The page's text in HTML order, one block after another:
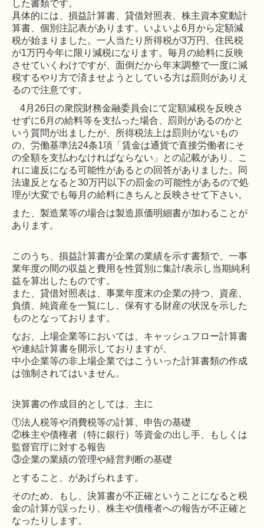
した書類です。
具体的には、損益計算書、貸借対照表、株主資本変動計
算書、個別注記表があります。 いよいよ6月から定額減
税が始まりました。一人当たり所得税が3万円、住民税
が1万円今年に限り減税になります。毎月の給料に反映
させていくわけですが、面倒だから年末調整で一度に減
税するやり方で済ませようとしている方は罰則がありえ
るので注意です。
4月 26日の衆院財務金融委員会にて定額減税を反映さ
せずに6月の給料等を支払った場合、罰則があるのかと
いう質問が出ましたが、所得税法上は罰則がないもの
の、労働基準法24条1項「賃金は通貨で直接労働者にそ
の全額を支払わなければならない」との記載があり、こ
れに違反になる可能性があるとの回答がありました。同
法違反となると30万円以下の罰金の可能性があるので処
理が大変でも毎月の給料にきちんと反映させて下さい。
また、製造業等の場合は製造原価明細書が加わることが
あります。
このうち、損益計算書が企業の業績を示す書類で、一事
業年度の間の収益と費用を性質別に集計/表示し当期純利
益を算出したものです。
また、貸借対照表は、事業年度末の企業の持つ、資産、
負債、純資産を一覧にし、保有する財産の状況を示した
ものとなっております。
なお、上場企業等においては、キャッシュフロー計算書
や連結計算書を開示しておりますが、
中小企業等の非上場企業ではこういった計算書類の作成
は強制されてはいません。
決算書の作成目的としては、主に
①法人税等や消費税等の計算、申告の基礎
②株主や債権者（特に銀行）等資金の出し手、もしくは
監督官庁に対する報告
③企業の業績の管理や経営判断の基礎
とすること、があげられます。
そのため、もし、決算書が不正確ということになると税
金の計算が誤ったり、株主や債権者への報告が不正確と
なったりします。